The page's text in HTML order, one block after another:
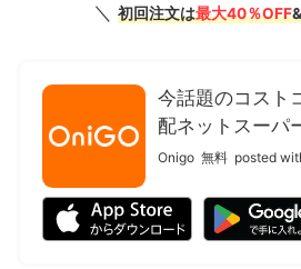
＼ 初回注文は最大40％OFF&
今話題のコスト
配ネットスーパ
Onigo 無料 posted